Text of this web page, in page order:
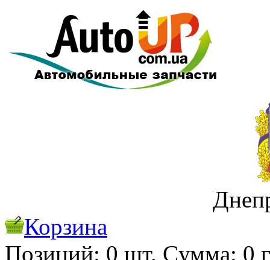
Корзина
Позиций: 0 шт. Cуммa: 0